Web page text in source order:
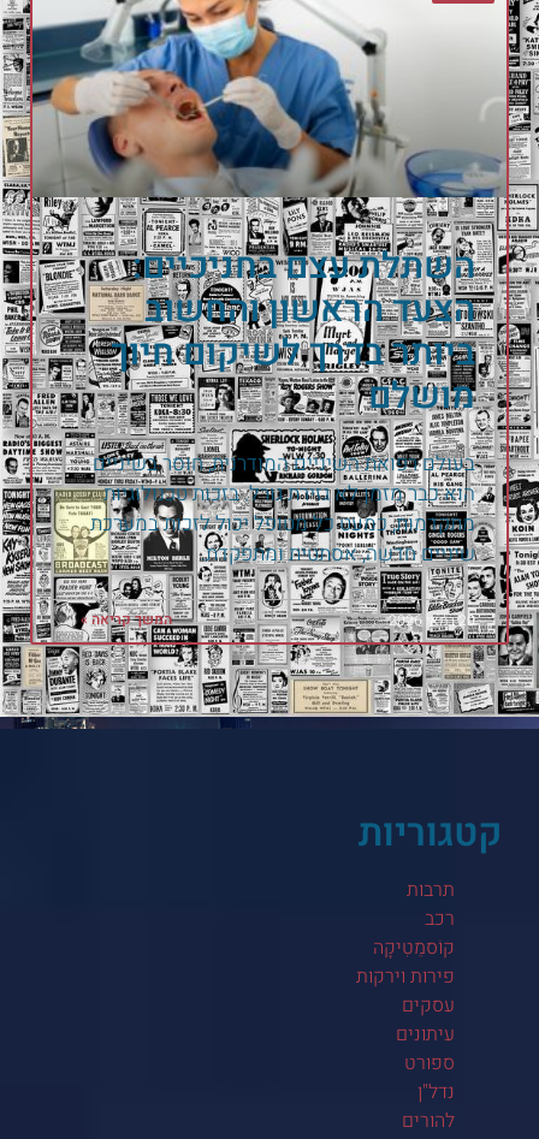
השתלת עצם בחניכיים:
הצעד הראשון והחשוב
ביותר בדרך לשיקום חיוך
מושלם
בעולם רפואת השיניים המודרנית, חוסר בשיניים
הוא כבר מזמן לא גזירת גורל. בזכות טכנולוגיות
מתקדמות, כמעט כל מטופל יכול לזכות במערכת
שיניים חדשה, אסתטית ומתפקדת.
המשך קריאה » 20 במאי 2026
קטגוריות
תרבות
רכב
קוֹסמֵטִיקָה
פירות וירקות
עסקים
עיתונים
ספורט
נדל"ן
להורים